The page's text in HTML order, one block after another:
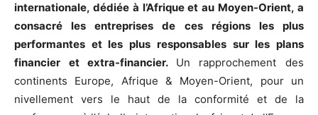
internationale, dédiée à l’Afrique et au Moyen-Orient, a
consacré les entreprises de ces régions les plus
performantes et les plus responsables sur les plans
financier et extra-financier. Un rapprochement des
continents Europe, Afrique & Moyen-Orient, pour un
nivellement vers le haut de la conformité et de la